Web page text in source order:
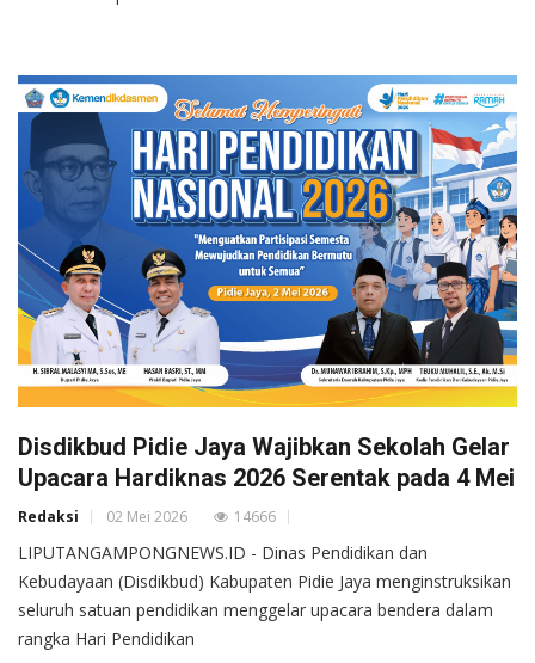
Disdikbud Pidie Jaya Wajibkan Sekolah Gelar
Upacara Hardiknas 2026 Serentak pada 4 Mei
Redaksi 02 Mei 2026 14666
LIPUTANGAMPONGNEWS.ID - Dinas Pendidikan dan
Kebudayaan (Disdikbud) Kabupaten Pidie Jaya menginstruksikan
seluruh satuan pendidikan menggelar upacara bendera dalam
rangka Hari Pendidikan